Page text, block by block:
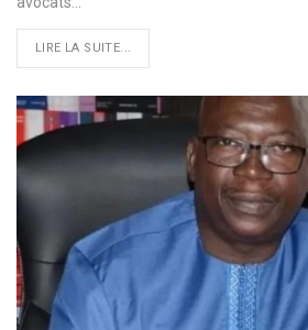
LIRE LA SUITE...